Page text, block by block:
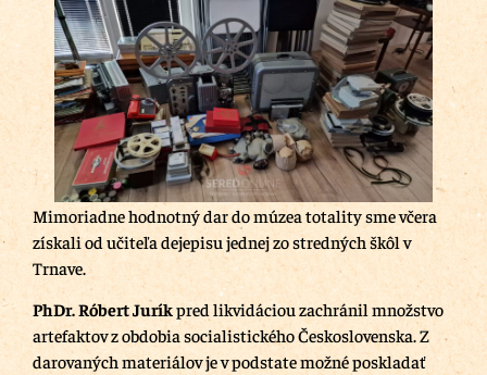
Mimoriadne hodnotný dar do múzea totality sme včera
získali od učiteľa dejepisu jednej zo stredných škôl v
Trnave.
PhDr. Róbert Juríkpred likvidáciou zachránil množstvo
artefaktov z obdobia socialistického Československa. Z
darovaných materiálov je v podstate možné poskladať